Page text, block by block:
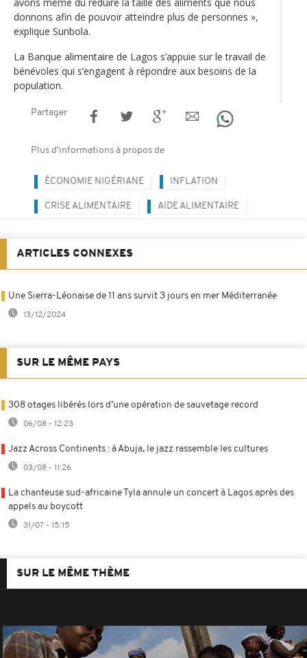
avons même dû réduire la taille des aliments que nous
donnons afin de pouvoir atteindre plus de personnes »,
explique Sunbola.
La Banque alimentaire de Lagos s’appuie sur le travail de
bénévoles qui s’engagent à répondre aux besoins de la
population.
Partager
Plus d'informations à propos de
ÉCONOMIE NIGÉRIANE INFLATION
CRISE ALIMENTAIRE AIDE ALIMENTAIRE
ARTICLES CONNEXES
Une Sierra-Léonaise de 11 ans survit 3 jours en mer Méditerranée
13/12/2024
SUR LE MÊME PAYS
308 otages libérés lors d’une opération de sauvetage record
06/08 - 12:23
Jazz Across Continents : à Abuja, le jazz rassemble les cultures
03/08 - 11:26
La chanteuse sud-africaine Tyla annule un concert à Lagos après des
appels au boycott
31/07 - 15:15
SUR LE MÊME THÈME